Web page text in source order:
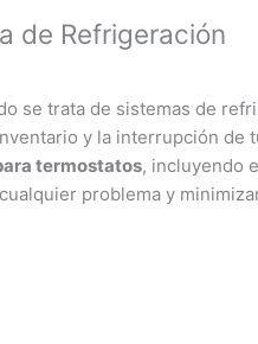
de Refrigeración
se trata de sistemas de
y la interrupción de
termostatos, incluyendo
problema y